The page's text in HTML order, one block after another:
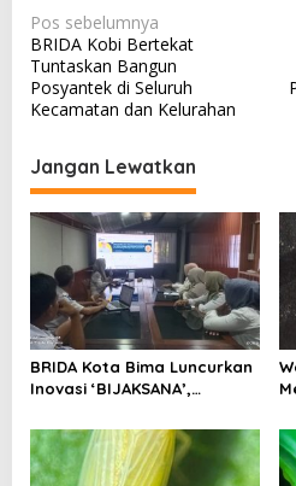
N
a
v
i
g
a
s
o
s
Pos sebelumnya
BRIDA Kobi Bertekat
Tuntaskan Bangun
Posyantek di Seluruh
Kecamatan dan Kelurahan
Jangan Lewatkan
BRIDA Kota Bima Luncurkan
Inovasi ‘BIJAKSANA’,
Berbasis Stakeholder
Analisis